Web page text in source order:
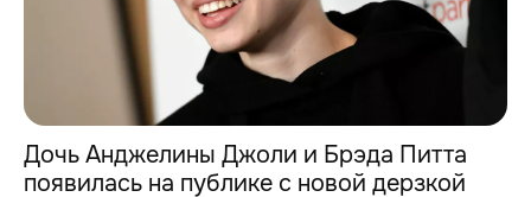
Дочь Анджелины Джоли и Брэда Питта
появилась на публике с новой дерзкой